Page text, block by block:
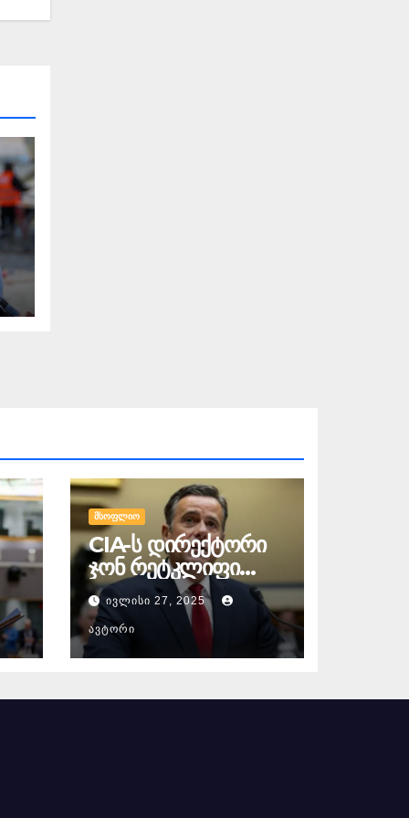
ᲛᲡᲝᲤᲚᲘᲝ
CIA-ს დირექტორი
ჯონ რეტკლიფი
ჰილარი
კლინტონის
წინააღმდეგ
სისხლისსამართლე
საუბრობს
ᲘᲕᲚᲘᲡᲘ 27, 2025
ᲐᲕᲢᲝᲠᲘ